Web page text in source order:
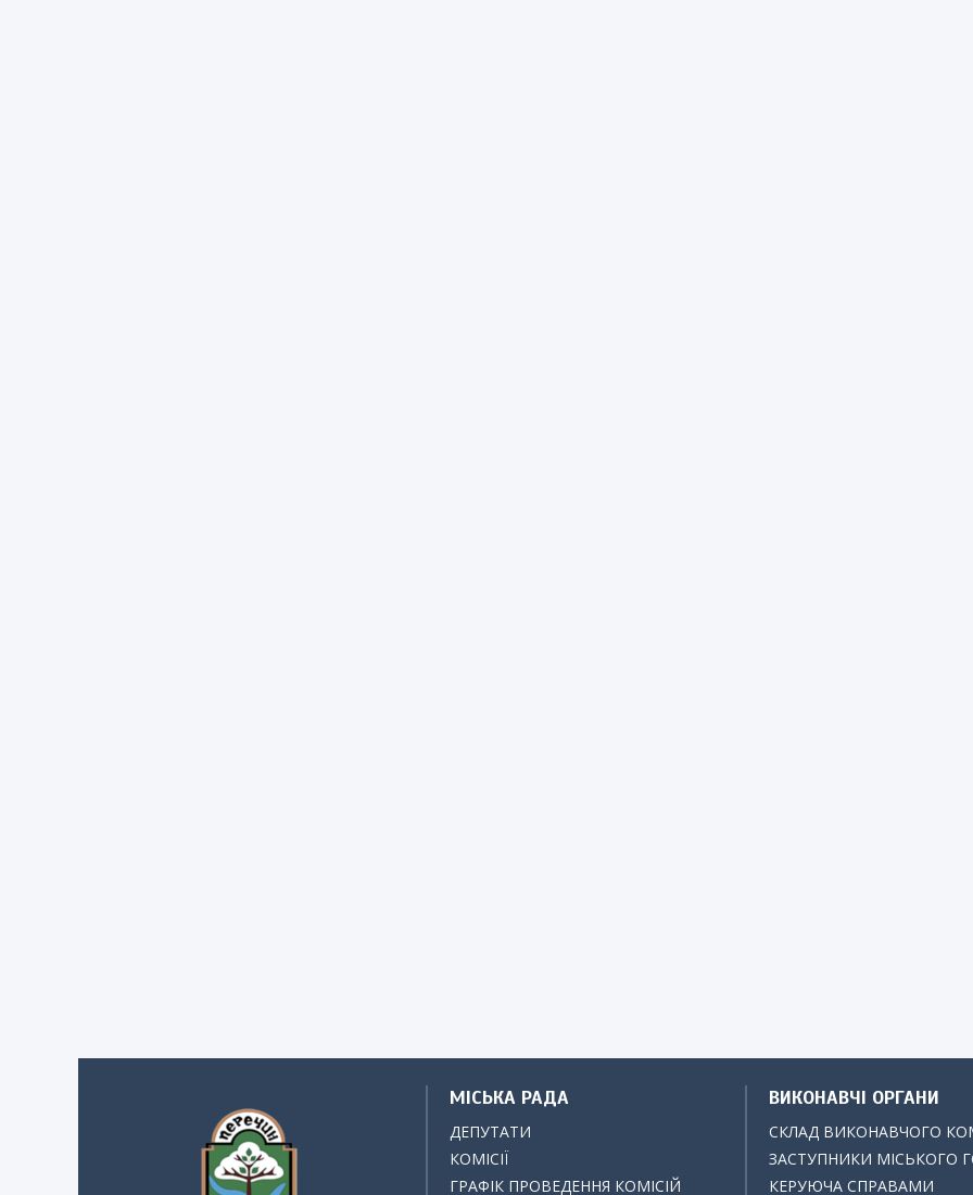
МІСЬКА РАДА
ДЕПУТАТИ
КОМІСІЇ
ГРАФІК ПРОВЕДЕННЯ КОМІСІЙ
ВИКОНАВЧІ ОРГАНИ
СКЛАД ВИКОНАВЧОГО
ЗАСТУПНИКИ МІСЬКОГО
КЕРУЮЧА СПРАВАМИ